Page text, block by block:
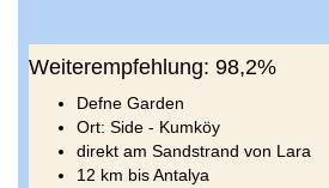
Weiterempfehlung: 98,2%
Defne Garden
Ort: Side - Kumköy
direkt am Sandstrand von Lara
12 km bis Antalya